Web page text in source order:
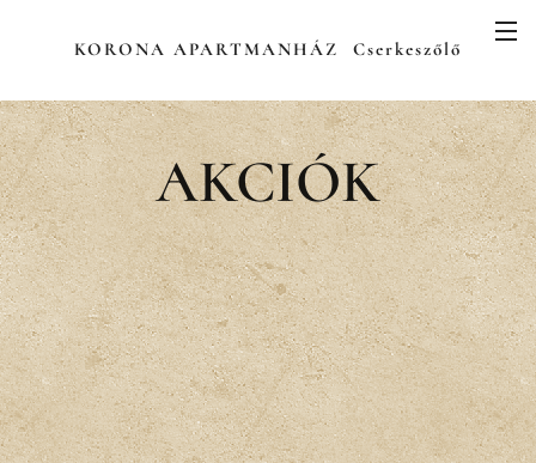
KORONA APARTMANHÁZ Cserkeszőlő
AKCIÓK